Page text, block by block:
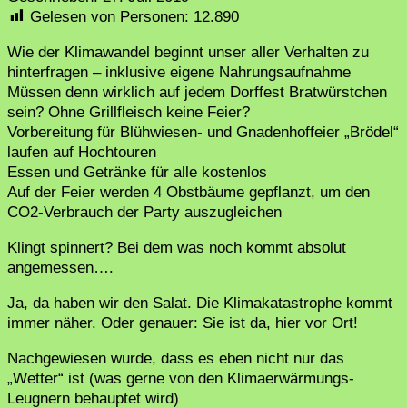
Gelesen von Personen: 12.890
Wie der Klimawandel beginnt unser aller Verhalten zu
hinterfragen – inklusive eigene Nahrungsaufnahme
Müssen denn wirklich auf jedem Dorffest Bratwürstchen
sein? Ohne Grillfleisch keine Feier?
Vorbereitung für Blühwiesen- und Gnadenhoffeier „Brödel“
laufen auf Hochtouren
Essen und Getränke für alle kostenlos
Auf der Feier werden 4 Obstbäume gepflanzt, um den
CO2-Verbrauch der Party auszugleichen
Klingt spinnert? Bei dem was noch kommt absolut
angemessen….
Ja, da haben wir den Salat. Die Klimakatastrophe kommt
immer näher. Oder genauer: Sie ist da, hier vor Ort!
Nachgewiesen wurde, dass es eben nicht nur das
„Wetter“ ist (was gerne von den Klimaerwärmungs-
Leugnern behauptet wird)